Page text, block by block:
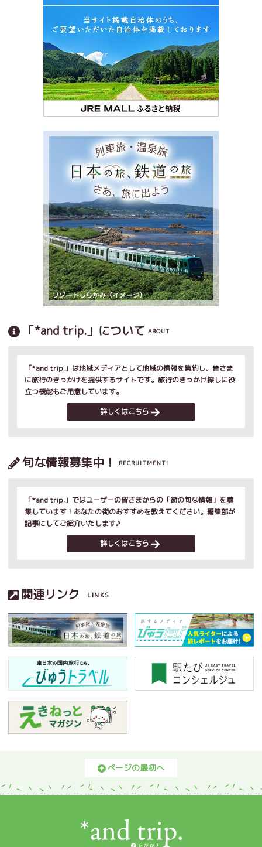
「*and trip.」について ABOUT
「*and trip.」は地域メディアとして地域の情報を集約し、皆さま
に旅行のきっかけを提供するサイトです。旅行のきっかけ探しに役
立つ機能もご用意しています。
詳しくはこちら
旬な情報募集中！ RECRUITMENT!
「*and trip.」ではユーザーの皆さまからの「街の旬な情報」を募
集しています！あなたの街のおすすめを教えてください。編集部が
記事にしてご紹介いたします♪
詳しくはこちら
関連リンク LINKS
ページの最初へ